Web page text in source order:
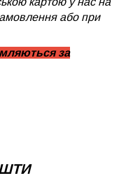
або при
за